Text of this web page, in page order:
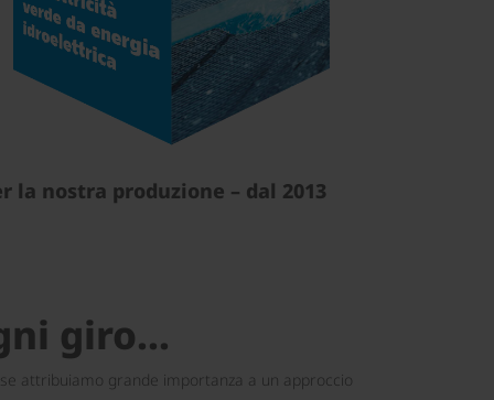
la nostra produzione – dal 2013
giro...
attribuiamo grande importanza a un approccio